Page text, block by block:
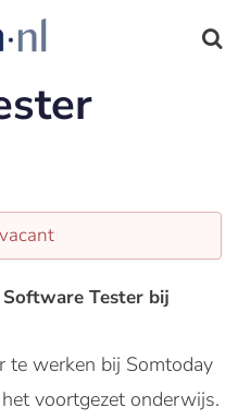
Tester bij
te werken bij Somtoday
voortgezet onderwijs.